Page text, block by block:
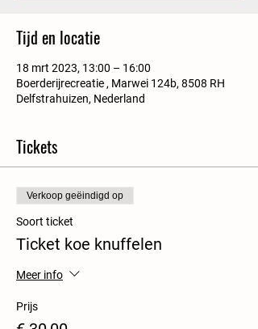
Tijd en locatie
18 mrt 2023, 13:00 – 16:00
Boerderijrecreatie , Marwei 124b, 8508 RH
Delfstrahuizen, Nederland
Tickets
Verkoop geëindigd op
Soort ticket
Ticket koe knuffelen
Meer info
Prijs